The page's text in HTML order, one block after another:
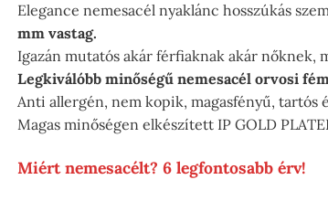
Elegance nemesacél nyaklánc hosszúkás
mm vastag.
Igazán mutatós akár férfiaknak akár nőknek,
Legkiválóbb minőségű nemesacél orvosi
Anti allergén, nem kopik, magasfényű, tartós
Magas minőségen elkészített IP GOLD
Miért nemesacélt? 6 legfontosabb érv!